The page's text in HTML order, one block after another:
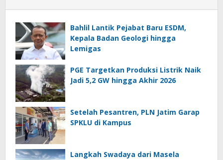
Bahlil Lantik Pejabat Baru ESDM,
Kepala Badan Geologi hingga
Lemigas
PGE Targetkan Produksi Listrik Naik
Jadi 5,2 GW hingga Akhir 2026
Setelah Pesantren, PLN Jatim Garap
SPKLU di Kampus
Langkah Swadaya dari Masela